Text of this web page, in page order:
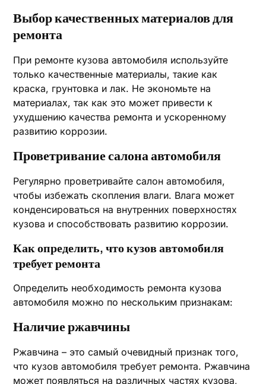
Выбор качественных материалов для
ремонта
При ремонте кузова автомобиля используйте
только качественные материалы, такие как
краска, грунтовка и лак. Не экономьте на
материалах, так как это может привести к
ухудшению качества ремонта и ускоренному
развитию коррозии.
Проветривание салона автомобиля
Регулярно проветривайте салон автомобиля,
чтобы избежать скопления влаги. Влага может
конденсироваться на внутренних поверхностях
кузова и способствовать развитию коррозии.
Как определить, что кузов автомобиля
требует ремонта
Определить необходимость ремонта кузова
автомобиля можно по нескольким признакам:
Наличие ржавчины
Ржавчина – это самый очевидный признак того,
что кузов автомобиля требует ремонта. Ржавчина
может появляться на различных частях кузова,